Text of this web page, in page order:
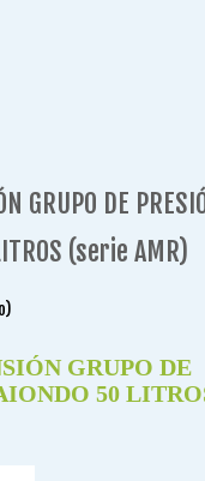
GRUPO DE
(serie AMR)
GRUPO DE
50